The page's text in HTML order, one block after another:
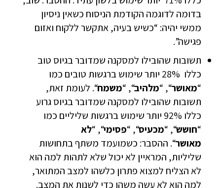
בדומה לדוגמה הקודמת הניסוח כשאין ניסיון
ממשי יהיה: “כשיש בעיה, אתקשר ללקוח ואזום
פגישה”.
תשובות שהובילו למסקנה שמדובר בגיוס טוב
כללו 28% יותר שימוש ברגשות טובים כמו
“מאושר“, “מלהיב“, “משמח“. לעומת זאת,
תשובות שהובילו למסקנה שמדובר בגיוס גרוע
כללו 92% יותר שימוש ברגשות שליליים כמו
“חושש“, “מכעיס“, “פסימי“, “לא
מאושר“. ההסבר: כשמועמד משתף בתחושות
שליליות, המראיין לא יכול שלא לתהות למה הוא
לא הצליח למצוא פתרון כלשהו למצב המתואר,
למה הוא לא עשה משהו כדי לשנות את המצב.